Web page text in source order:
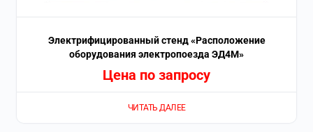
Электрифицированный стенд «Расположение
оборудования электропоезда ЭД4М»
Цена по запросу
ЧИТАТЬ ДАЛЕЕ